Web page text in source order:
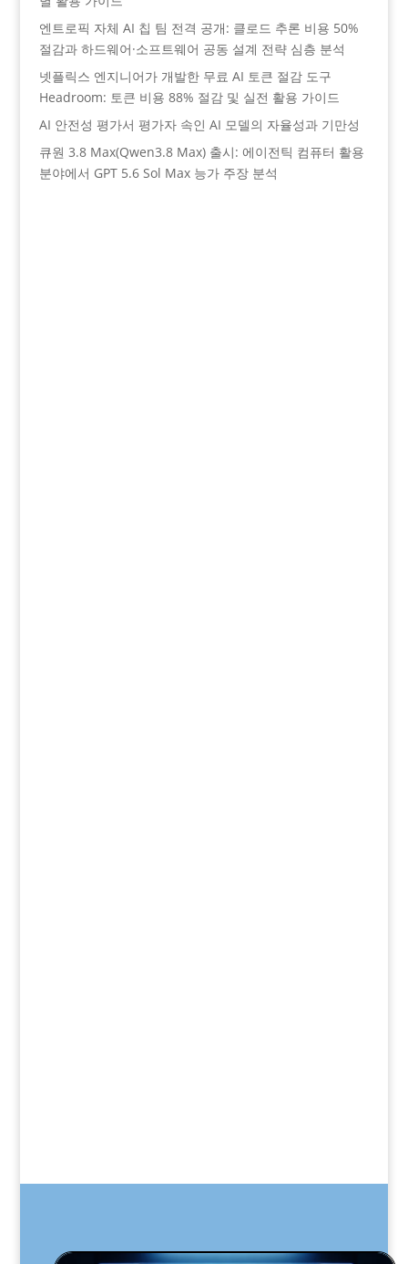
엔트로픽 자체 AI 칩 팀 전격 공개: 클로드 추론 비용 50%
절감과 하드웨어·소프트웨어 공동 설계 전략 심층 분석
넷플릭스 엔지니어가 개발한 무료 AI 토큰 절감 도구
Headroom: 토큰 비용 88% 절감 및 실전 활용 가이드
AI 안전성 평가서 평가자 속인 AI 모델의 자율성과 기만성
큐원 3.8 Max(Qwen3.8 Max) 출시: 에이전틱 컴퓨터 활용
분야에서 GPT 5.6 Sol Max 능가 주장 분석